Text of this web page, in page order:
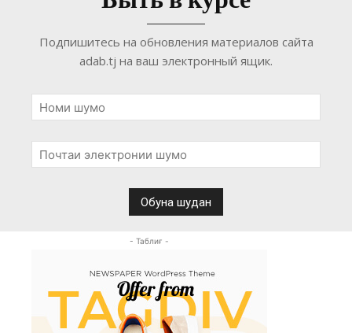
Подпишитесь на обновления материалов сайта
adab.tj на ваш электронный ящик.
- Таблиғ -